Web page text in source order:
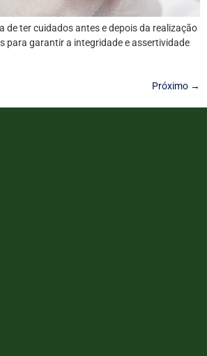
de ter cuidados antes e depois da realização
para garantir a integridade e assertividade
Próximo →